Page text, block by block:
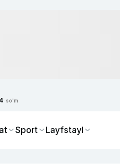
so'm
Sport Layfstayl